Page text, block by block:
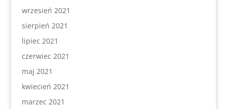
wrzesień 2021
sierpień 2021
lipiec 2021
czerwiec 2021
maj 2021
kwiecień 2021
marzec 2021